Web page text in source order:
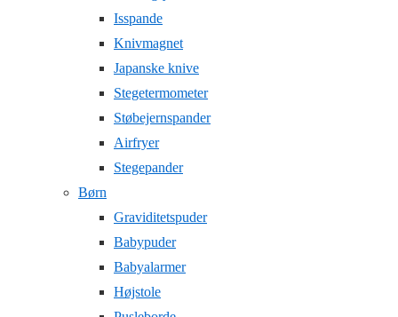
Isspande
Knivmagnet
Japanske knive
Stegetermometer
Støbejernspander
Airfryer
Stegepander
Børn
Graviditetspuder
Babypuder
Babyalarmer
Højstole